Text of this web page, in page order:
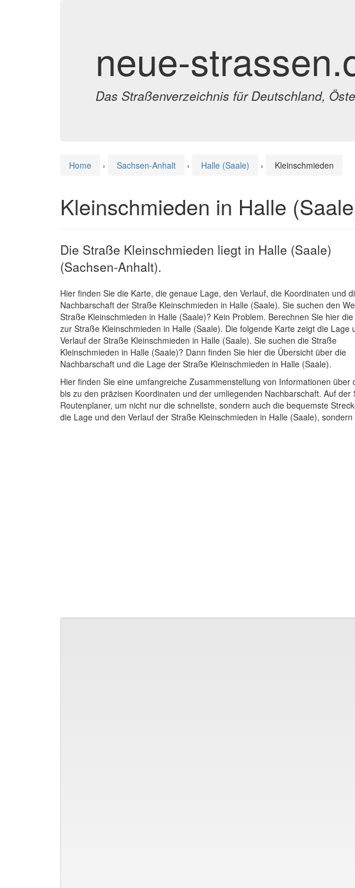
neue-
Das Straßenverzeichnis für Deutschland,
Home › Sachsen-Anhalt › Halle (Saale) › Kleinschmieden
Kleinschmieden in Halle
Die Straße Kleinschmieden liegt in Halle (Saale)
(Sachsen-Anhalt).
Hier finden Sie die Karte, die genaue Lage, den Verlauf, die Koordinaten und
Nachbarschaft der Straße Kleinschmieden in Halle (Saale). Sie suchen den
Straße Kleinschmieden in Halle (Saale)? Kein Problem. Berechnen Sie hier
zur Straße Kleinschmieden in Halle (Saale). Die folgende Karte zeigt die Lage
Verlauf der Straße Kleinschmieden in Halle (Saale). Sie suchen die Straße
Kleinschmieden in Halle (Saale)? Dann finden Sie hier die Übersicht über die
Nachbarschaft und die Lage der Straße Kleinschmieden in Halle (Saale).
Hier finden Sie eine umfangreiche Zusammenstellung von Informationen
bis zu den präzisen Koordinaten und der umliegenden Nachbarschaft. Auf
Routenplaner, um nicht nur die schnellste, sondern auch die bequemste
die Lage und den Verlauf der Straße Kleinschmieden in Halle (Saale),